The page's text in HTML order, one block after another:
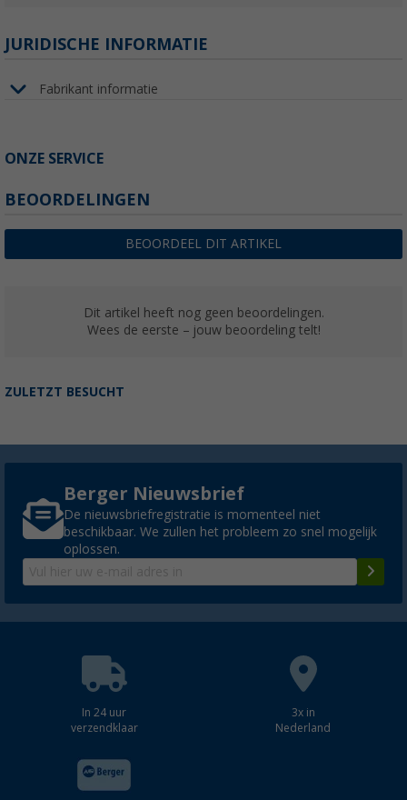
JURIDISCHE INFORMATIE
Fabrikant informatie
ONZE SERVICE
BEOORDELINGEN
BEOORDEEL DIT ARTIKEL
Dit artikel heeft nog geen beoordelingen.
Wees de eerste – jouw beoordeling telt!
ZULETZT BESUCHT
Berger Nieuwsbrief
De nieuwsbriefregistratie is momenteel niet
beschikbaar. We zullen het probleem zo snel mogelijk
oplossen.
In 24 uur
verzendklaar
3x in
Nederland